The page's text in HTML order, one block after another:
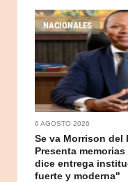
NACIONALES
6 AGOSTO 2026
Se va Morrison del
Presenta
dice entrega
fuerte y moderna"